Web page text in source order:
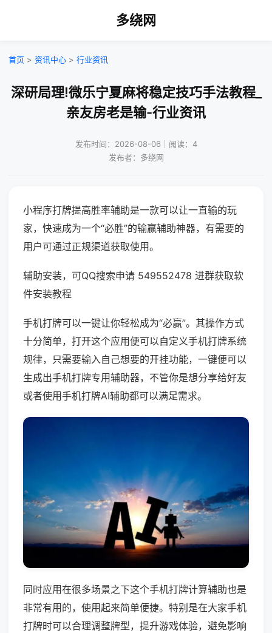
多绕网
首页 > 资讯中心 > 行业资讯
深研局理!微乐宁夏麻将稳定技巧手法教程_
亲友房老是输-行业资讯
发布时间：2026-08-06｜阅读：4
发布者：多绕网
小程序打牌提高胜率辅助是一款可以让一直输的玩
家，快速成为一个“必胜”的输赢辅助神器，有需要的
用户可通过正规渠道获取使用。
辅助安装，可QQ搜索申请 549552478 进群获取软
件安装教程
手机打牌可以一键让你轻松成为“必赢”。其操作方式
十分简单，打开这个应用便可以自定义手机打牌系统
规律，只需要输入自己想要的开挂功能，一键便可以
生成出手机打牌专用辅助器，不管你是想分享给好友
或者使用手机打牌AI辅助都可以满足需求。
同时应用在很多场景之下这个手机打牌计算辅助也是
非常有用的，使用起来简单便捷。特别是在大家手机
打牌时可以合理调整牌型，提升游戏体验，避免影响